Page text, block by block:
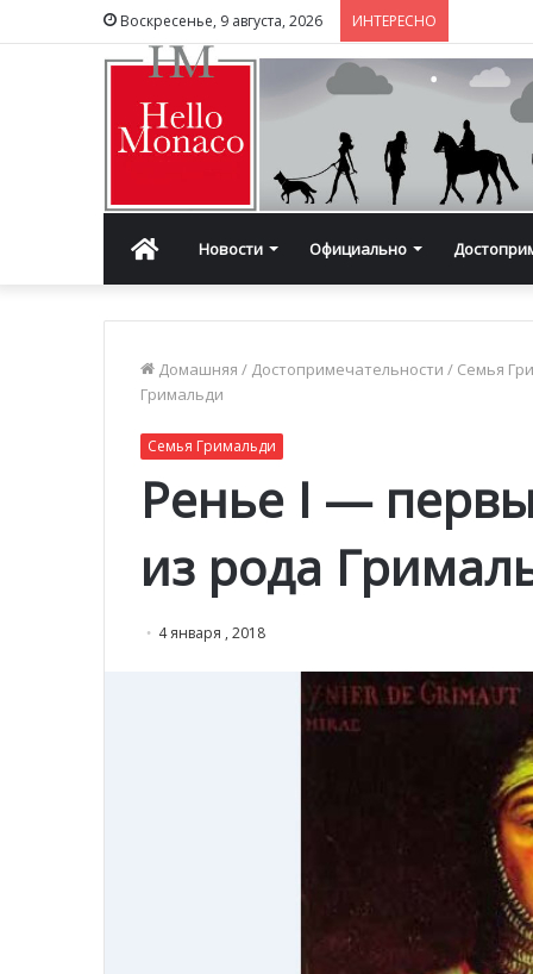
Воскресенье, 9 августа, 2026 ИНТЕРЕСНО
ГлавнаяНовости Официально
Домашняя / Достопримечательности / Семья
Гримальди
Семья Гримальди
Ренье I —
из рода
4 января , 2018